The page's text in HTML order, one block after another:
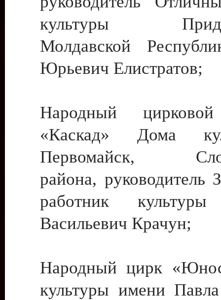
культуры
Молдавской
Юрьевич Елистратов;
Народный цирковой
«Каскад» Дома
Первомайск,
района, руководитель
работник культуры
Васильевич Крачун;
Народный цирк
культуры имени